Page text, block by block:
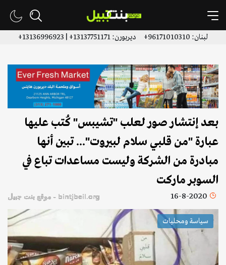
لبنان: 96171010310+ ديربورن: 13137751171+ | 13136996923+
بعد إنتشار صور لعلب "تشيبس" كُتب عليها
عبارة "من قلبي سلام لبيروت"... تبين أنها
مبادرة من الشركة وليست مساعدات تباع في
السوبر ماركت
16-8-2020 bintjbeil.org - موقع بنت جبيل
سياسة ومحليات